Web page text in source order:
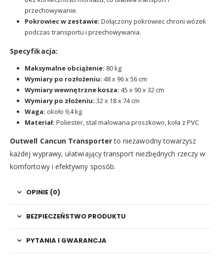
przechowywanie.
Pokrowiec w zestawie: Dołączony pokrowiec chroni wózek
podczas transportu i przechowywania.
Specyfikacja:
Maksymalne obciążenie: 80 kg
Wymiary po rozłożeniu: 48 x 96 x 56 cm
Wymiary wewnętrzne kosza: 45 x 90 x 32 cm
Wymiary po złożeniu: 32 x 18 x 74 cm
Waga: około 9,4 kg
Materiał: Poliester, stal malowana proszkowo, koła z PVC
Outwell Cancun Transporterto niezawodny towarzysz
każdej wyprawy, ułatwiający transport niezbędnych rzeczy w
komfortowy i efektywny sposób.
OPINIE (0)
BEZPIECZEŃSTWO PRODUKTU
PYTANIA I GWARANCJA